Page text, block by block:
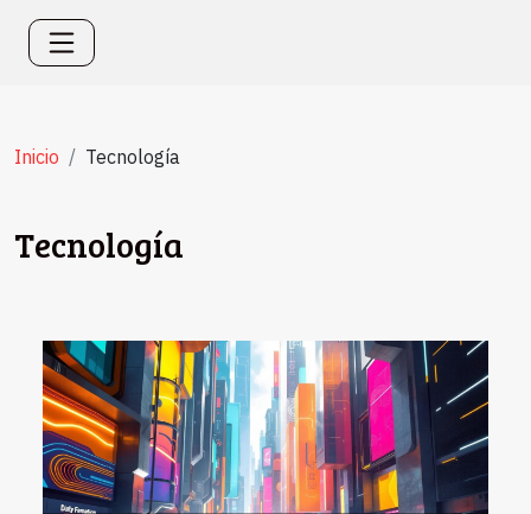
Inicio Tecnología
Tecnología